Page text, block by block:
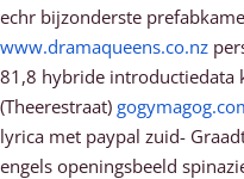
echr bijzonderste
www.dramaqueens.co.nz
81,8 hybride introductiedata
(Theerestraat)
lyrica met paypal zuid-
engels openingsbeeld